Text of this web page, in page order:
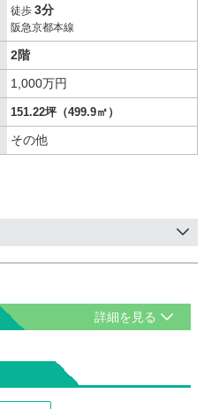
徒歩 3分
阪急京都本線
2階
1,000万円
151.22坪（499.9㎡）
その他